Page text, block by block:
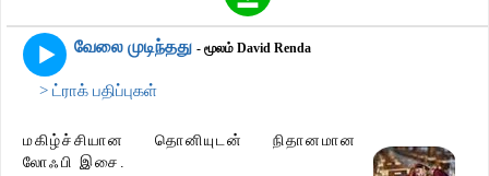
வேலை முடிந்தது - மூலம் David Renda
> ட்ராக் பதிப்புகள்
மகிழ்ச்சியான தொனியுடன் நிதானமான
லோஃபி இசை.